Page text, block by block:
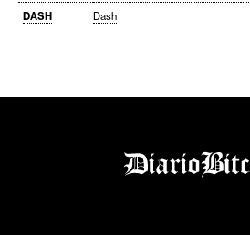
DASH
Dash